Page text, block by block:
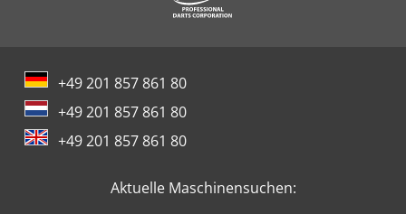
+49 201 857 861 80
+49 201 857 861 80
+49 201 857 861 80
Aktuelle Maschinensuchen: